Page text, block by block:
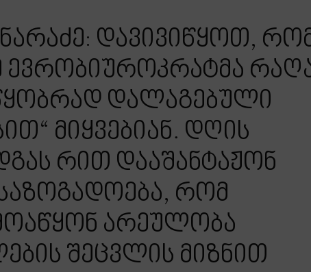
დავივიწყოთ,
დალაგებული
მიყვებიან. დღის
რით დააშანტაჟონ
რომ
არეულობა
შეცვლის მიზნით